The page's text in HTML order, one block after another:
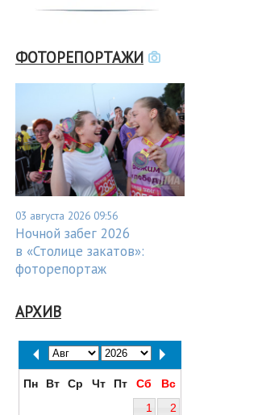
ФОТОРЕПОРТАЖИ
03 августа 2026 09:56
Ночной забег 2026
в «Столице закатов»:
фоторепортаж
АРХИВ
Пн Вт Ср Чт Пт Сб
Вс
1
2